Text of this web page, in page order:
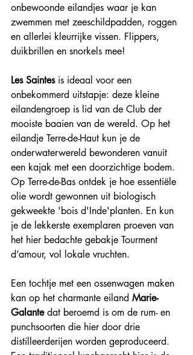
onbewoonde eilandjes waar je kan
zwemmen met zeeschildpadden, roggen
en allerlei kleurrijke vissen. Flippers,
duikbrillen en snorkels mee!
Les Saintes is ideaal voor een
onbekommerd uitstapje: deze kleine
eilandengroep is lid van de Club der
mooiste baaien van de wereld. Op het
eilandje Terre-de-Haut kun je de
onderwaterwereld bewonderen vanuit
een kajak met een doorzichtige bodem.
Op Terre-de-Bas ontdek je hoe essentiële
olie wordt gewonnen uit biologisch
gekweekte 'bois d'Inde'planten. En kun
je de lekkerste exemplaren proeven van
het hier bedachte gebakje Tourment
d’amour, vol lokale vruchten.
Een tochtje met een ossenwagen maken
kan op het charmante eiland Marie-
Galante dat beroemd is om de rum- en
punchsoorten die hier door drie
distilleerderijen worden geproduceerd.